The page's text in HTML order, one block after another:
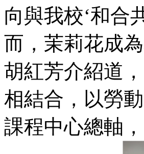
向與我校‘和合共
而，茉莉花成
胡紅芳介紹道
相結合，以勞
課程中心總軸